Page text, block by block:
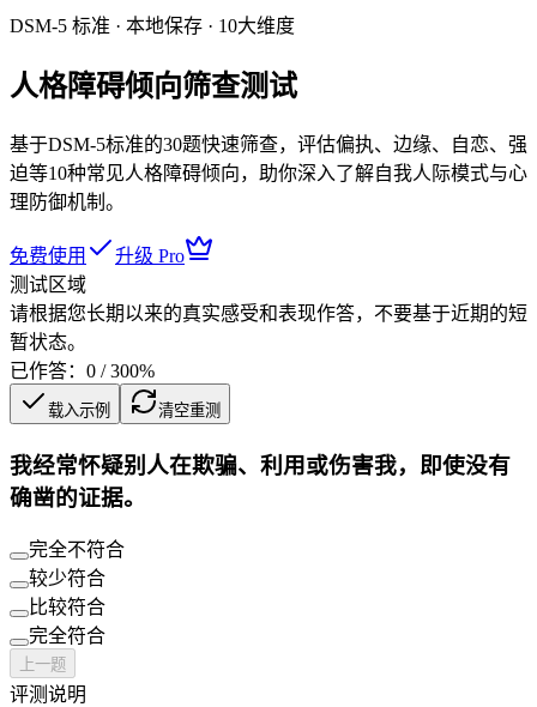
DSM-5 标准 · 本地保存 · 10大维度
人格障碍倾向筛查测试
基于DSM-5标准的30题快速筛查，评估偏执、边缘、自恋、强
迫等10种常见人格障碍倾向，助你深入了解自我人际模式与心
理防御机制。
免费使用
升级 Pro
测试区域
请根据您长期以来的真实感受和表现作答，不要基于近期的短
暂状态。
已作答： 0 /300%
载入示例 清空重测
我经常怀疑别人在欺骗、利用或伤害我，即使没有
确凿的证据。
完全不符合
较少符合
比较符合
完全符合
上一题
评测说明